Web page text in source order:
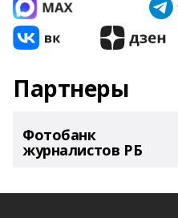
Партнеры
Фотобанк
журналистов РБ